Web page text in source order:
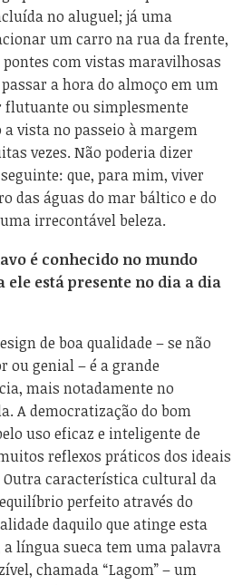
no aluguel; já uma
um carro na rua da frente,
pontes com vistas maravilhosas
a hora do almoço em um
ou simplesmente
a vista no passeio à margem
vezes. Não poderia dizer
que, para mim, viver
das águas do mar báltico e do
irrecontável beleza.
é conhecido no mundo
ele está presente no dia a dia
de boa qualidade – se não
ou genial – é a grande
mais notadamente no
A democratização do bom
uso eficaz e inteligente de
reflexos práticos dos ideais
característica cultural da
perfeito através do
daquilo que atinge esta
língua sueca tem uma palavra
chamada “Lagom” – um